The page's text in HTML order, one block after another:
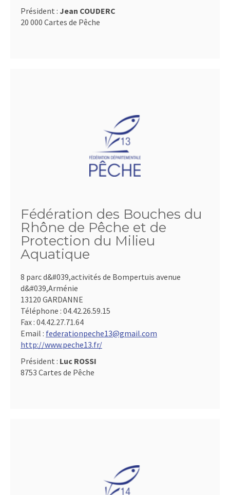
Président : Jean COUDERC
20 000 Cartes de Pêche
Fédération des Bouches du
Rhône de Pêche et de
Protection du Milieu
Aquatique
8 parc d&#039,activités de Bompertuis avenue
d&#039,Arménie
13120 GARDANNE
Téléphone : 04.42.26.59.15
Fax : 04.42.27.71.64
Email : federationpeche13@gmail.com
http://www.peche13.fr/
Président : Luc ROSSI
8753 Cartes de Pêche